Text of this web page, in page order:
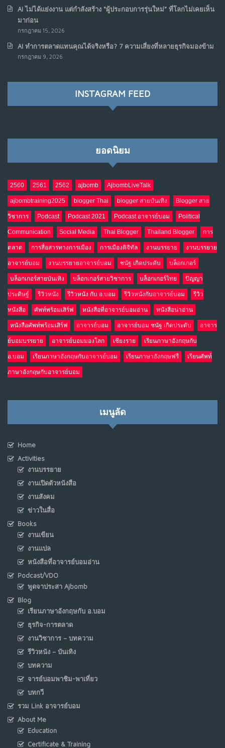
6
7
เมื่อรัฐบาลเริ่มคิดแบบแพลตฟอร์ม : AI กำลังเปลี่ยนรัฐ
ราชการไปตลอดกาล
NO COMMENTS
เมื่อโลกออนไลน์ กลายเป็น“ศาลเตี้ย”
9
NO COMMENTS
10 อินโดนีเซีย กับเกมอำนาจที่มองไม่เห็น
เม.ย. 19, 2026
NO COMMENTS
AI ไม่ได้แย่งงาน แต่กำลังสร้าง “ผู้ประกอบการรุ่นใหม่” ที่โลกไม่เคยเห็น
มาก่อน
กรกฎาคม 15, 2026
AI ทำการตลาดแทนคุณได้จริงหรือ? 7 ความเสี่ยงที่หลายธุรกิจมองข้าม
กรกฎาคม 9, 2026
INSTAGRAM FEED
ยอดนิยม
2560 2561 2562 ajbomb AjbombLiveTalk
ajbombtraining2025 blogger Thai blogger สายบันเทิง Blogger สาย
วิชาการ Podcast Podcast 2021 Podcast อาจารย์บอม Political
Communication Social Media Thai Blogger Thailand Blogger การ
ตลาด การสื่อสารทางการเมือง การเมืองดิจิทัล งานบรรยาย งานบรรยาย
อาจารย์บอม งานบรรยายอาจารย์บอม ชนัฐ เกิดประดับ บล็อกเกอร์
บล็อกเกอร์สายบันเทิง บล็อกเกอร์สายวิชาการ บล็อกเกอร์ไทย ปัญญา
ประดิษฐ์ รีวิวหนัง รีวิวหนัง กับ อ.บอม รีวิวหนังกับอาจารย์บอม รีวิว
หนังสือ ศัพท์พร้อมเสิร์ฟ หนังสือที่อาจารย์บอมอ่าน หนังสือน่าอ่าน
หนังสือศัพท์พร้อมเสิร์ฟ อาจารย์บอม อาจารย์บอม ชนัฐ เกิดประดับ อาจาร
ย์บอมบรรยาย อาจารย์บอมมองโลก เชียงราย เรียนภาษาอังกฤษกับ
อ.บอม เรียนภาษาอังกฤษกับอาจารย์บอม เรียนภาษาอังกฤษฟรี เรียนศัพท์
ภาษาอังกฤษกับอาจารย์บอม
เมนูลัด
Home
Activities
งานบรรยาย
งานเปิดตัวหนังสือ
งานสังคม
ข่าวในสื่อ
Books
งานเขียน
งานแปล
หนังสือที่อาจารย์บอมอ่าน
Podcast/VDO
พูดจาประสา Ajbomb
Blog
เรียนภาษาอังกฤษกับ อ.บอม
ธุรกิจ-การตลาด
งานวิชาการ – บทความ
รีวิวหนัง – บันเทิง
บทความ
จารย์บอมพาชิม-พาเที่ยว
บทกวี
รวม Link อาจารย์บอม
About Me
Education
Certificate & Training